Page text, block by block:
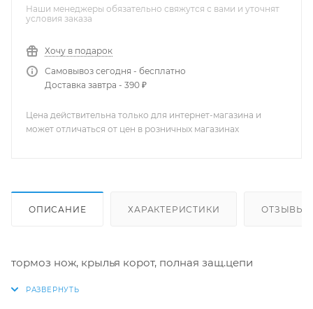
Наши менеджеры обязательно свяжутся с вами и уточнят
условия заказа
Хочу в подарок
Самовывоз сегодня - бесплатно
Доставка завтра - 390 ₽
Цена действительна только для интернет-магазина и
может отличаться от цен в розничных магазинах
ОПИСАНИЕ ХАРАКТЕРИСТИКИ ОТЗЫВЫ
тормоз нож, крылья корот, полная защ.цепи